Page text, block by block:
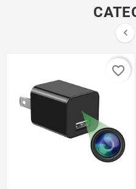

favorite_border